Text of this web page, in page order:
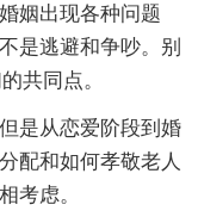
姻出现各种问题
是逃避和争吵。别
共同点。
是从恋爱阶段到婚
配和如何孝敬老人
考虑。